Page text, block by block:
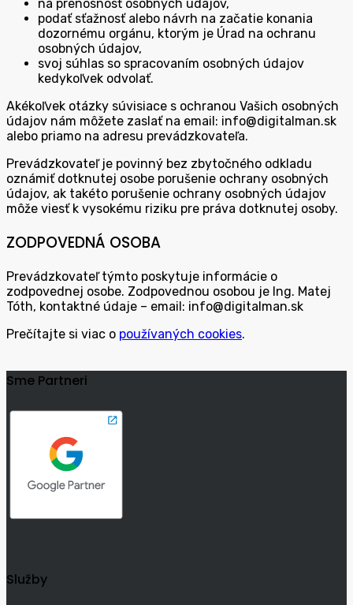
na prenosnosť osobných údajov,
podať sťažnosť alebo návrh na začatie konania
dozornému orgánu, ktorým je Úrad na ochranu
osobných údajov,
svoj súhlas so spracovaním osobných údajov
kedykoľvek odvolať.
Akékoľvek otázky súvisiace s ochranou Vašich osobných
údajov nám môžete zaslať na email: info@digitalman.sk
alebo priamo na adresu prevádzkovateľa.
Prevádzkovateľ je povinný bez zbytočného odkladu
oznámiť dotknutej osobe porušenie ochrany osobných
údajov, ak takéto porušenie ochrany osobných údajov
môže viesť k vysokému riziku pre práva dotknutej osoby.
ZODPOVEDNÁ OSOBA
Prevádzkovateľ týmto poskytuje informácie o
zodpovednej osobe. Zodpovednou osobou je Ing. Matej
Tóth, kontaktné údaje – email: info@digitalman.sk
Prečítajte si viac o používaných cookies.
Sme Partneri
Služby